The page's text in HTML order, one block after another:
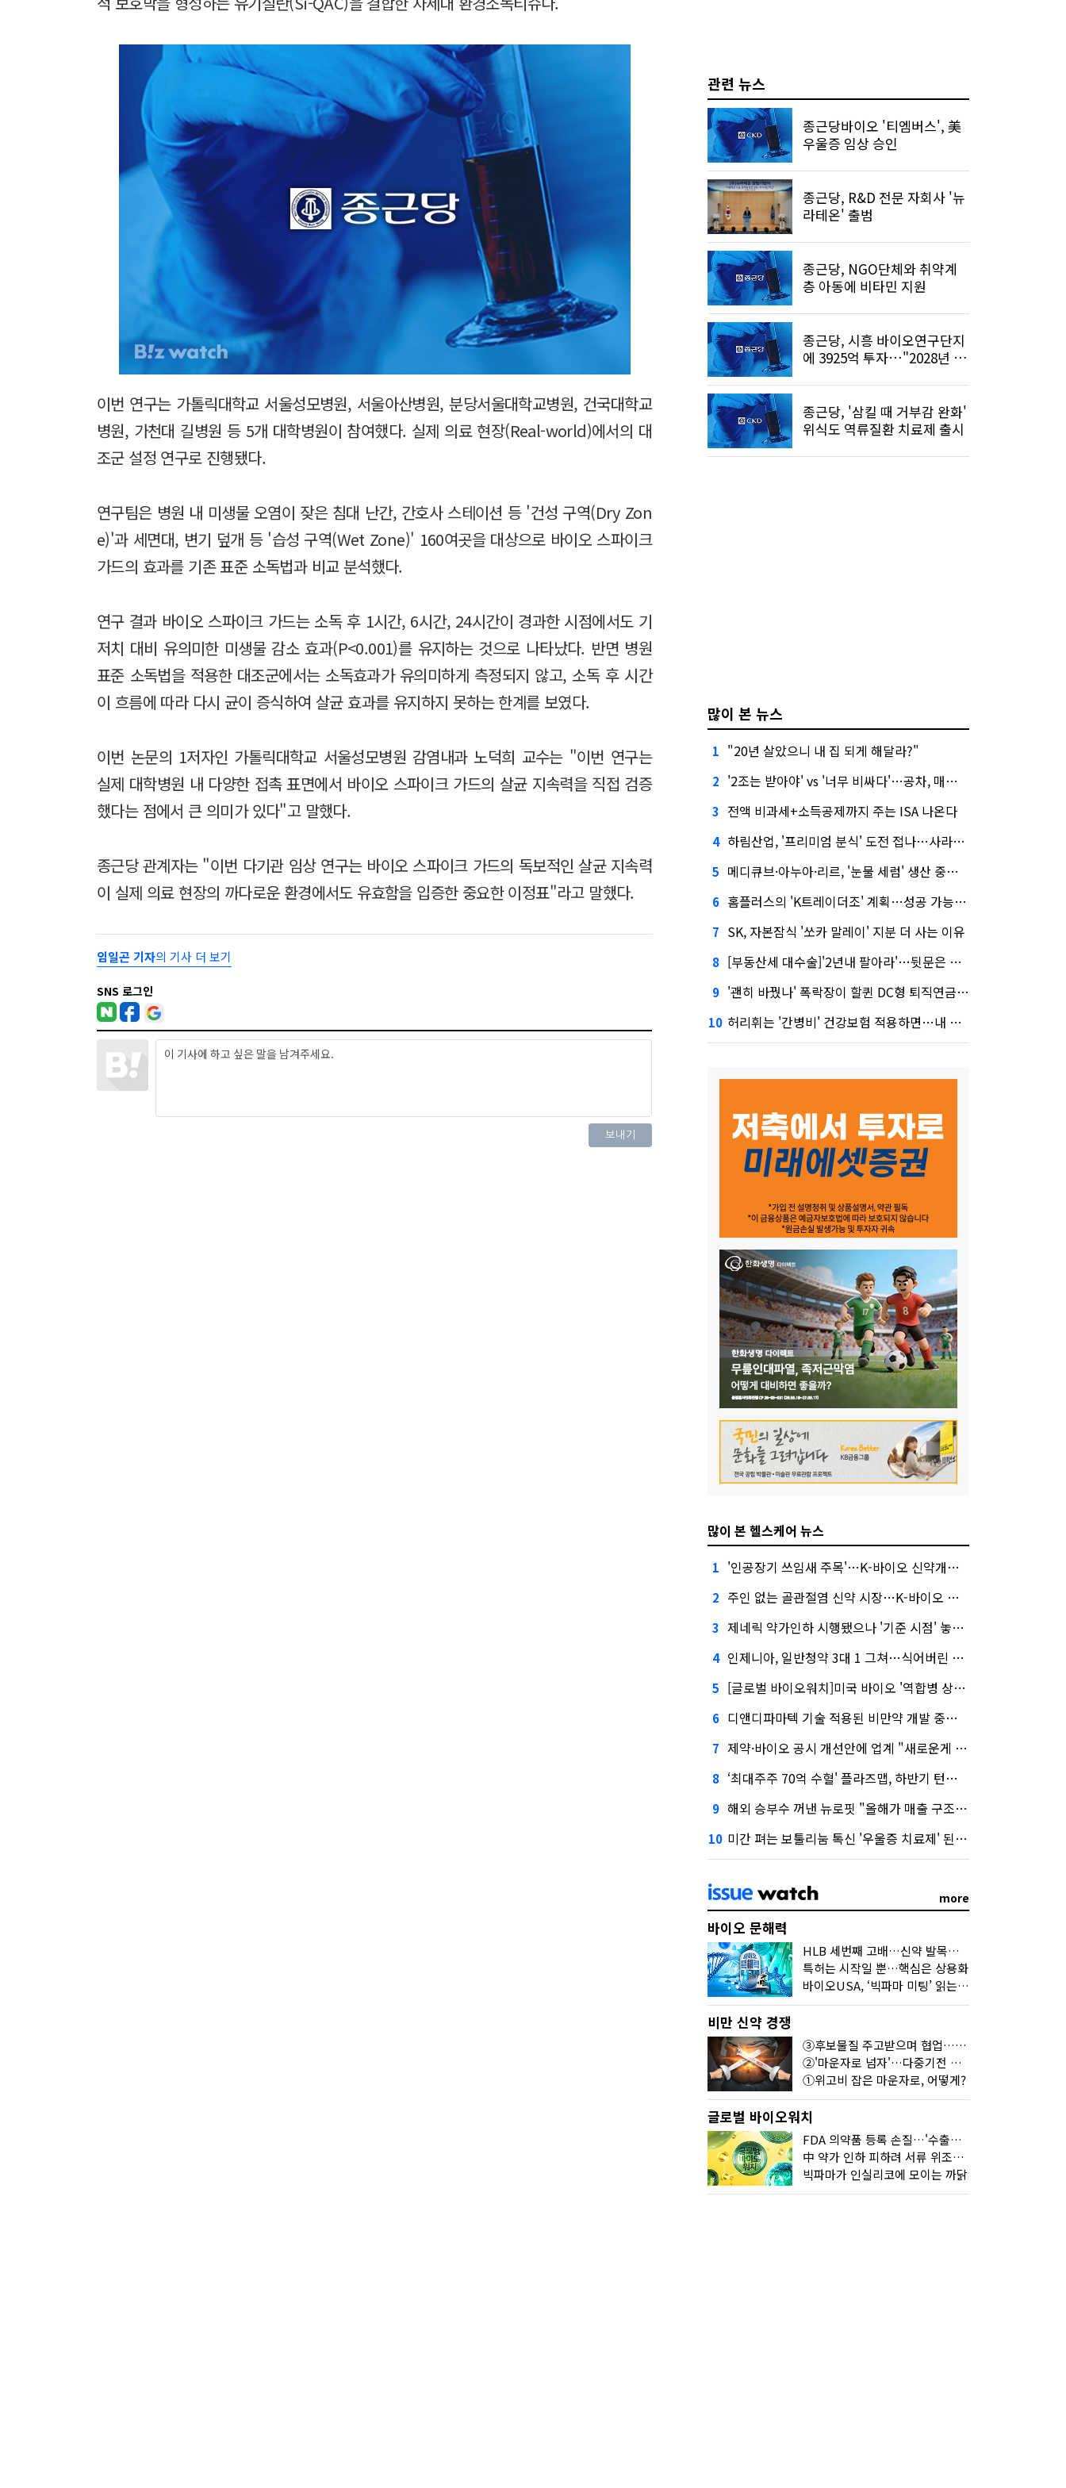
이번 연구는 가톨릭대학교 서울성모병원, 서울아산병원, 분당서울대학교병원, 건국대학교
병원, 가천대 길병원 등 5개 대학병원이 참여했다. 실제 의료 현장(Real-world)에서의 대
조군 설정 연구로 진행됐다.
연구팀은 병원 내 미생물 오염이 잦은 침대 난간, 간호사 스테이션 등 '건성 구역(Dry Zon
e)'과 세면대, 변기 덮개 등 '습성 구역(Wet Zone)' 160여곳을 대상으로 바이오 스파이크
가드의 효과를 기존 표준 소독법과 비교 분석했다.
연구 결과 바이오 스파이크 가드는 소독 후 1시간, 6시간, 24시간이 경과한 시점에서도 기
저치 대비 유의미한 미생물 감소 효과(P<0.001)를 유지하는 것으로 나타났다. 반면 병원
표준 소독법을 적용한 대조군에서는 소독효과가 유의미하게 측정되지 않고, 소독 후 시간
이 흐름에 따라 다시 균이 증식하여 살균 효과를 유지하지 못하는 한계를 보였다.
이번 논문의 1저자인 가톨릭대학교 서울성모병원 감염내과 노덕희 교수는 "이번 연구는
실제 대학병원 내 다양한 접촉 표면에서 바이오 스파이크 가드의 살균 지속력을 직접 검증
했다는 점에서 큰 의미가 있다"고 말했다.
종근당 관계자는 "이번 다기관 임상 연구는 바이오 스파이크 가드의 독보적인 살균 지속력
이 실제 의료 현장의 까다로운 환경에서도 유효함을 입증한 중요한 이정표"라고 말했다.
임일곤 기자의 기사 더 보기
SNS 로그인
관련 뉴스
종근당바이오 '티엠버스', 美
우울증 임상 승인
종근당, R&D 전문 자회사 '뉴
라테온' 출범
종근당, NGO단체와 취약계
층 아동에 비타민 지원
종근당, 시흥 바이오연구단지
에 3925억 투자…"2028년 준
종근당, '삼킬 때 거부감 완화'
위식도 역류질환 치료제 출시
많이 본 뉴스
1 "20년 살았으니 내 집 되게 해달라?"
2 '2조는 받아야' vs '너무 비싸다'…공차, 매각 성공할까
3 전액 비과세+소득공제까지 주는 ISA 나온다
4 하림산업, '프리미엄 분식' 도전 접나…사라진 '멜팅피스'
5 메디큐브·아누아·리르, '눈물 세럼' 생산 중단한다
6 홈플러스의 'K트레이더조' 계획…성공 가능성은 '글쎄'
7 SK, 자본잠식 '쏘카 말레이' 지분 더 사는 이유
8 [부동산세 대수술]'2년내 팔아라'…뒷문은 열었다
9 '괜히 바꿨나' 폭락장이 할퀸 DC형 퇴직연금…전문가 조언은
10 허리휘는 '간병비' 건강보험 적용하면…내 간병보험은?
많이 본 헬스케어 뉴스
1 '인공장기 쓰임새 주목'…K-바이오 신약개발 경쟁 후끈
2 주인 없는 골관절염 신약 시장…K-바이오 도전 막바지
3 제네릭 약가인하 시행됐으나 '기준 시점' 놓고 뿔난 업계
4 인제니아, 일반청약 3대 1 그쳐…식어버린 바이오 IPO
5 [글로벌 바이오워치]미국 바이오 '역합병 상장' 뜬다
6 디앤디파마텍 기술 적용된 비만약 개발 중단…"기술력 문제 아냐"
7 제약·바이오 공시 개선안에 업계 "새로운게 없다"
8 ‘최대주주 70억 수혈' 플라즈맵, 하반기 턴어라운드 정조준
9 해외 승부수 꺼낸 뉴로핏 "올해가 매출 구조 변곡점"
10 미간 펴는 보툴리눔 톡신 '우울증 치료제' 된다고?
more
바이오 문해력
HLB 세번째 고배…신약 발목잡는 '제조·품질'
특허는 시작일 뿐…핵심은 상용화
바이오USA, ‘빅파마 미팅’ 읽는 법
비만 신약 경쟁
③후보물질 주고받으며 협업…달라진 개발법
②'마운자로 넘자'…다중기전 경쟁 본격화
①위고비 잡은 마운자로, 어떻게?
글로벌 바이오워치
FDA 의약품 등록 손질…'수출기업 관리 강화'
中 약가 인하 피하려 서류 위조한 제약사
빅파마가 인실리코에 모이는 까닭